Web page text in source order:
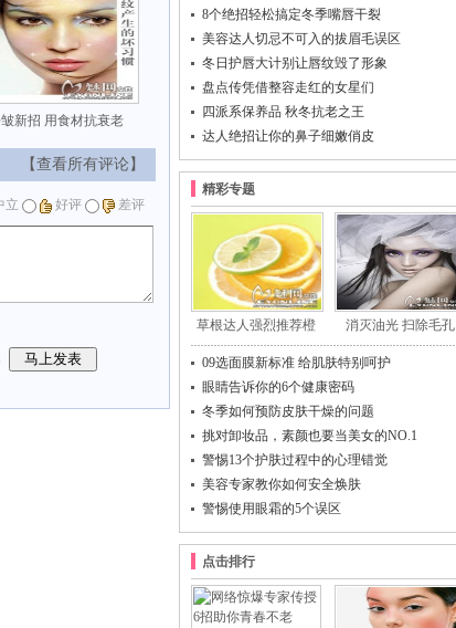
新招 用食材抗衰老
【查看所有评论】
立 好评 差评
8个绝招轻松搞定冬季嘴唇干裂
美容达人切忌不可入的拔眉毛误区
冬日护唇大计别让唇纹毁了形象
盘点传凭借整容走红的女星们
四派系保养品 秋冬抗老之王
达人绝招让你的鼻子细嫩俏皮
精彩专题
草根达人强烈推荐橙 消灭油光 扫除毛孔
09选面膜新标准 给肌肤特别呵护
眼睛告诉你的6个健康密码
冬季如何预防皮肤干燥的问题
挑对卸妆品，素颜也要当美女的NO.1
警惕13个护肤过程中的心理错觉
美容专家教你如何安全焕肤
警惕使用眼霜的5个误区
点击排行